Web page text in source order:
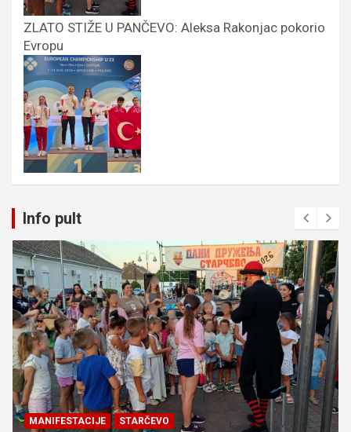
ZLATO STIŽE U PANČEVO: Aleksa Rakonjac pokorio
Evropu
Info pult
MANIFESTACIJE STARČEVO